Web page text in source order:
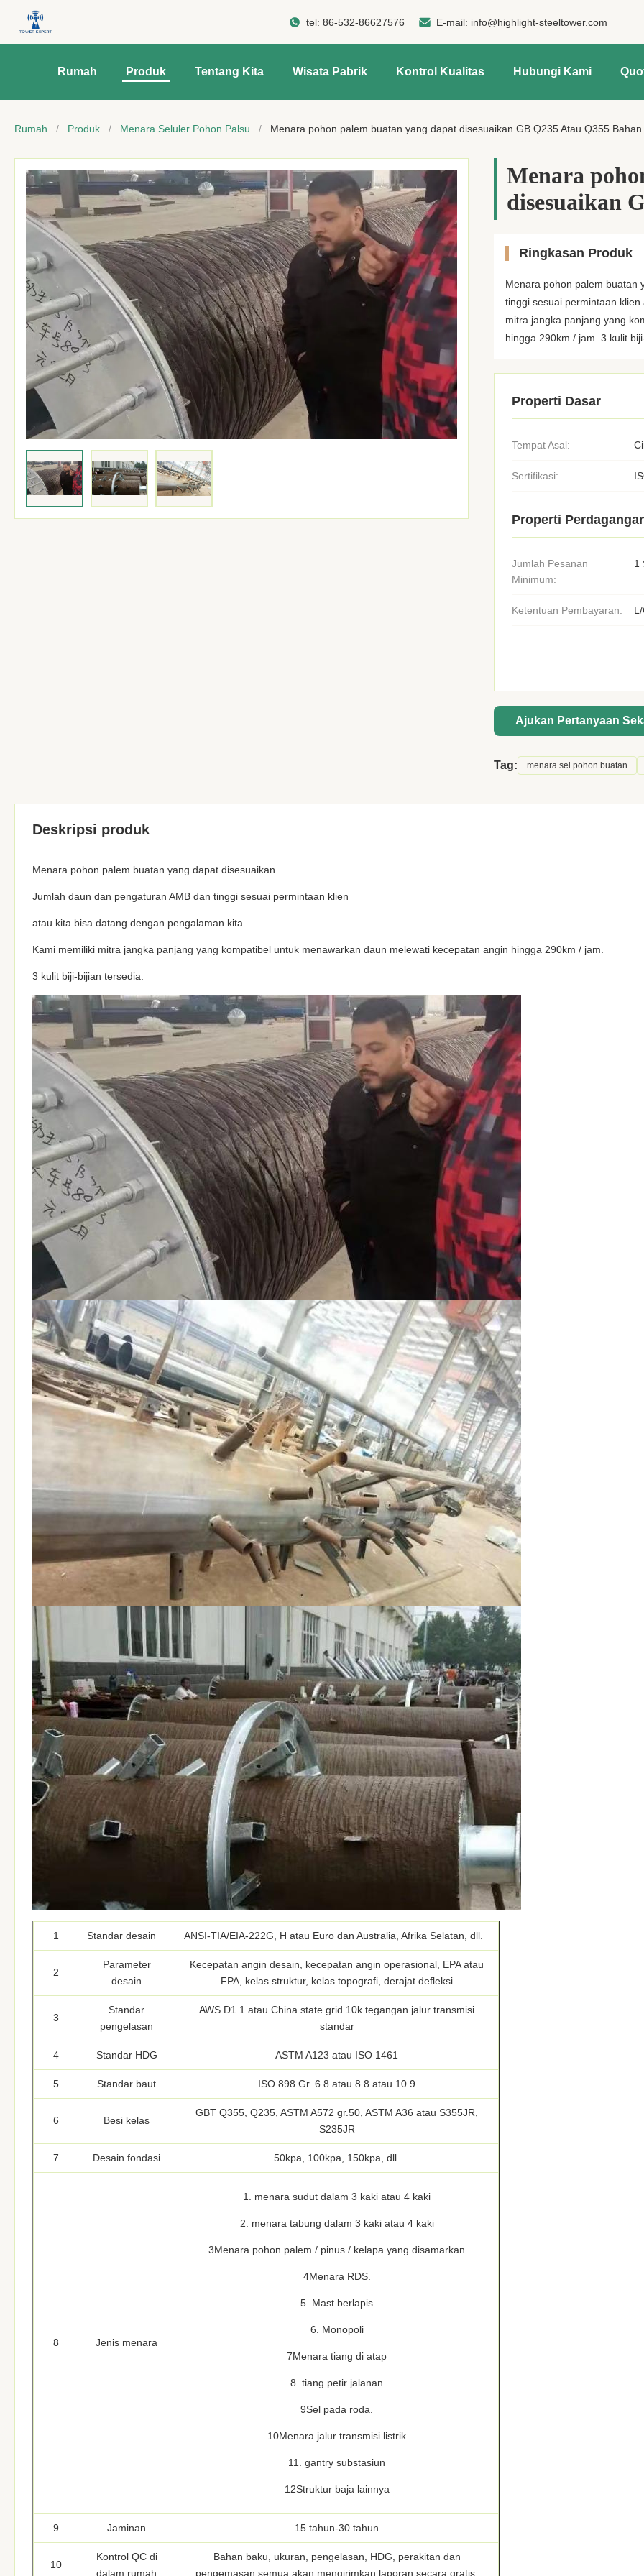
tel: 86-532-86627576 E-mail: info@highlight-steeltower.com
Rumah Produk Tentang Kita Wisata Pabrik Kontrol Kualitas Hubungi Kami
Rumah / Produk / Menara Seluler Pohon Palsu / Menara pohon palem buatan yang dapat disesuaikan GB Q235 Atau Q355 Bahan
Menara
disesuaikan
Ringkasan Produk
Menara pohon palem buatan
tinggi sesuai permintaan
mitra jangka panjang yang
hingga 290km / jam. 3 kulit
Properti Dasar
Tempat Asal:
Sertifikasi:
Properti
Jumlah Pesanan
Minimum:
1
Ketentuan Pembayaran:
Ajukan Pertanyaan
Tag: menara sel pohon buatan
Deskripsi produk
Menara pohon palem buatan yang dapat disesuaikan
Jumlah daun dan pengaturan AMB dan tinggi sesuai permintaan klien
atau kita bisa datang dengan pengalaman kita.
Kami memiliki mitra jangka panjang yang kompatibel untuk menawarkan daun melewati kecepatan angin hingga 290km / jam.
3 kulit biji-bijian tersedia.
1 Standar desain ANSI-TIA/EIA-222G, H atau Euro dan Australia, Afrika Selatan, dll.
2
Parameter
desain
Kecepatan angin desain, kecepatan angin operasional, EPA atau
FPA, kelas struktur, kelas topografi, derajat defleksi
3
Standar
pengelasan
AWS D1.1 atau China state grid 10k tegangan jalur transmisi
standar
4 Standar HDG ASTM A123 atau ISO 1461
5 Standar baut ISO 898 Gr. 6.8 atau 8.8 atau 10.9
6 Besi kelas
GBT Q355, Q235, ASTM A572 gr.50, ASTM A36 atau S355JR,
S235JR
7 Desain fondasi 50kpa, 100kpa, 150kpa, dll.
8 Jenis menara
1. menara sudut dalam 3 kaki atau 4 kaki
2. menara tabung dalam 3 kaki atau 4 kaki
3Menara pohon palem / pinus / kelapa yang disamarkan
4Menara RDS.
5. Mast berlapis
6. Monopoli
7Menara tiang di atap
8. tiang petir jalanan
9Sel pada roda.
10Menara jalur transmisi listrik
11. gantry substasiun
12Struktur baja lainnya
9 Jaminan 15 tahun-30 tahun
10
Kontrol QC di
dalam rumah
Bahan baku, ukuran, pengelasan, HDG, perakitan dan
pengemasan semua akan mengirimkan laporan secara gratis.